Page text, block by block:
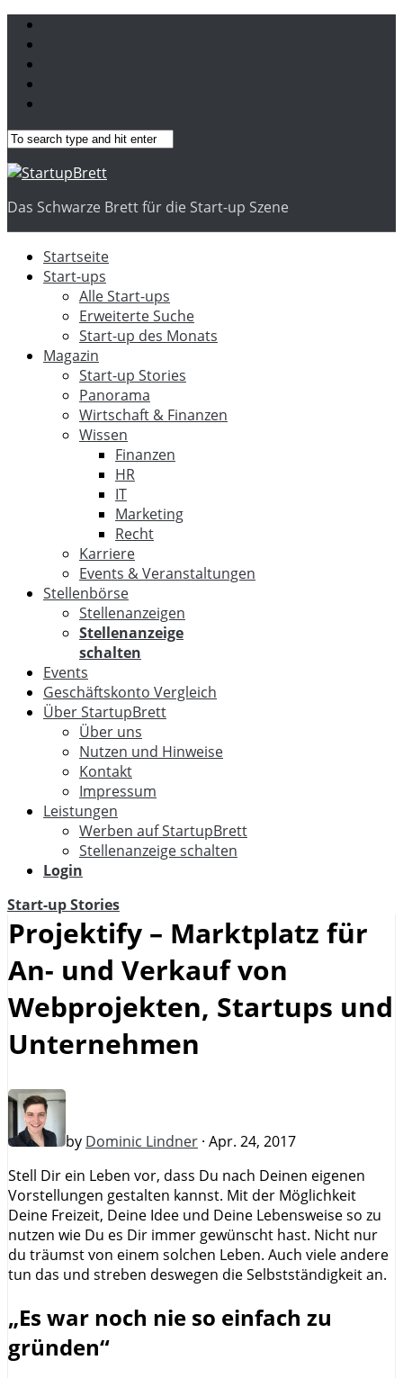
Das Schwarze Brett für die Start-up Szene
Startseite
Start-ups
Alle Start-ups
Erweiterte Suche
Start-up des Monats
Magazin
Start-up Stories
Panorama
Wirtschaft & Finanzen
Wissen
Finanzen
HR
IT
Marketing
Recht
Karriere
Events & Veranstaltungen
Stellenbörse
Stellenanzeigen
Stellenanzeige
schalten
Events
Geschäftskonto Vergleich
Über StartupBrett
Über uns
Nutzen und Hinweise
Kontakt
Impressum
Leistungen
Werben auf StartupBrett
Stellenanzeige schalten
Login
Start-up Stories
Projektify – Marktplatz für
An- und Verkauf von
Webprojekten, Startups und
Unternehmen
by Dominic Lindner · Apr. 24, 2017
Stell Dir ein Leben vor, dass Du nach Deinen eigenen
Vorstellungen gestalten kannst. Mit der Möglichkeit
Deine Freizeit, Deine Idee und Deine Lebensweise so zu
nutzen wie Du es Dir immer gewünscht hast. Nicht nur
du träumst von einem solchen Leben. Auch viele andere
tun das und streben deswegen die Selbstständigkeit an.
„Es war noch nie so einfach zu
gründen“